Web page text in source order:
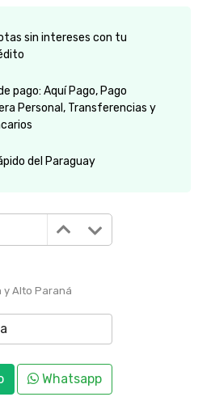
sin intereses con tu
pago: Aquí Pago, Pago
Personal, Transferencias y
del Paraguay
y Alto Paraná
Whatsapp